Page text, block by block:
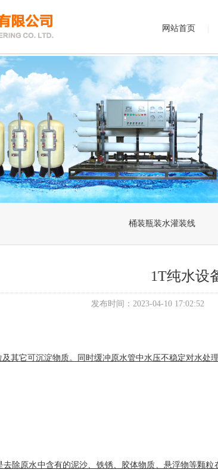
网站首页
桶装瓶装水灌装线
1T纯水设
发布时间： 2023-04-10 17:02:52
其它可沉淀物质。同时缓冲原水管中水压不稳定对水处
去除原水中含有的泥沙、铁锈、胶体物质、悬浮物等颗